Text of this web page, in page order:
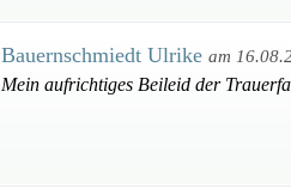
Bauernschmiedt Ulrike am
Mein aufrichtiges Beileid der